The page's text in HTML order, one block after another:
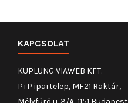
KAPCSOLAT
KUPLUNG VIAWEB KFT.
P+P ipartelep, MF21 Raktár,